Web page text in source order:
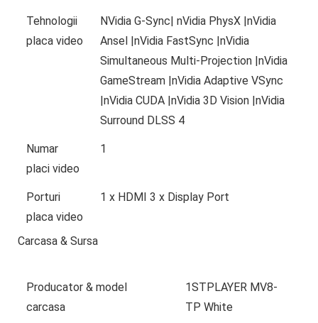
Tehnologii
placa video
NVidia G-Sync| nVidia PhysX |nVidia
Ansel |nVidia FastSync |nVidia
Simultaneous Multi-Projection |nVidia
GameStream |nVidia Adaptive VSync
|nVidia CUDA |nVidia 3D Vision |nVidia
Surround DLSS 4
Numar
placi video
1
Porturi
placa video
1 x HDMI 3 x Display Port
Carcasa & Sursa
Producator & model
carcasa
1STPLAYER MV8-
TP White